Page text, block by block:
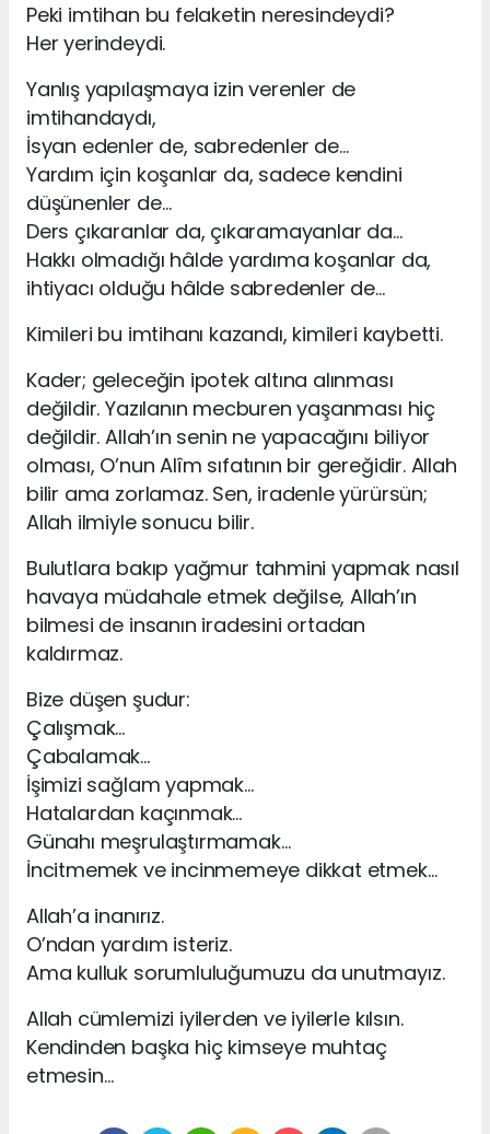
Peki imtihan bu felaketin neresindeydi?
Her yerindeydi.
Yanlış yapılaşmaya izin verenler de
imtihandaydı,
İsyan edenler de, sabredenler de…
Yardım için koşanlar da, sadece kendini
düşünenler de…
Ders çıkaranlar da, çıkaramayanlar da…
Hakkı olmadığı hâlde yardıma koşanlar da,
ihtiyacı olduğu hâlde sabredenler de…
Kimileri bu imtihanı kazandı, kimileri kaybetti.
Kader; geleceğin ipotek altına alınması
değildir. Yazılanın mecburen yaşanması hiç
değildir. Allah’ın senin ne yapacağını biliyor
olması, O’nun Alîm sıfatının bir gereğidir. Allah
bilir ama zorlamaz. Sen, iradenle yürürsün;
Allah ilmiyle sonucu bilir.
Bulutlara bakıp yağmur tahmini yapmak nasıl
havaya müdahale etmek değilse, Allah’ın
bilmesi de insanın iradesini ortadan
kaldırmaz.
Bize düşen şudur:
Çalışmak…
Çabalamak…
İşimizi sağlam yapmak…
Hatalardan kaçınmak…
Günahı meşrulaştırmamak…
İncitmemek ve incinmemeye dikkat etmek…
Allah’a inanırız.
O’ndan yardım isteriz.
Ama kulluk sorumluluğumuzu da unutmayız.
Allah cümlemizi iyilerden ve iyilerle kılsın.
Kendinden başka hiç kimseye muhtaç
etmesin…